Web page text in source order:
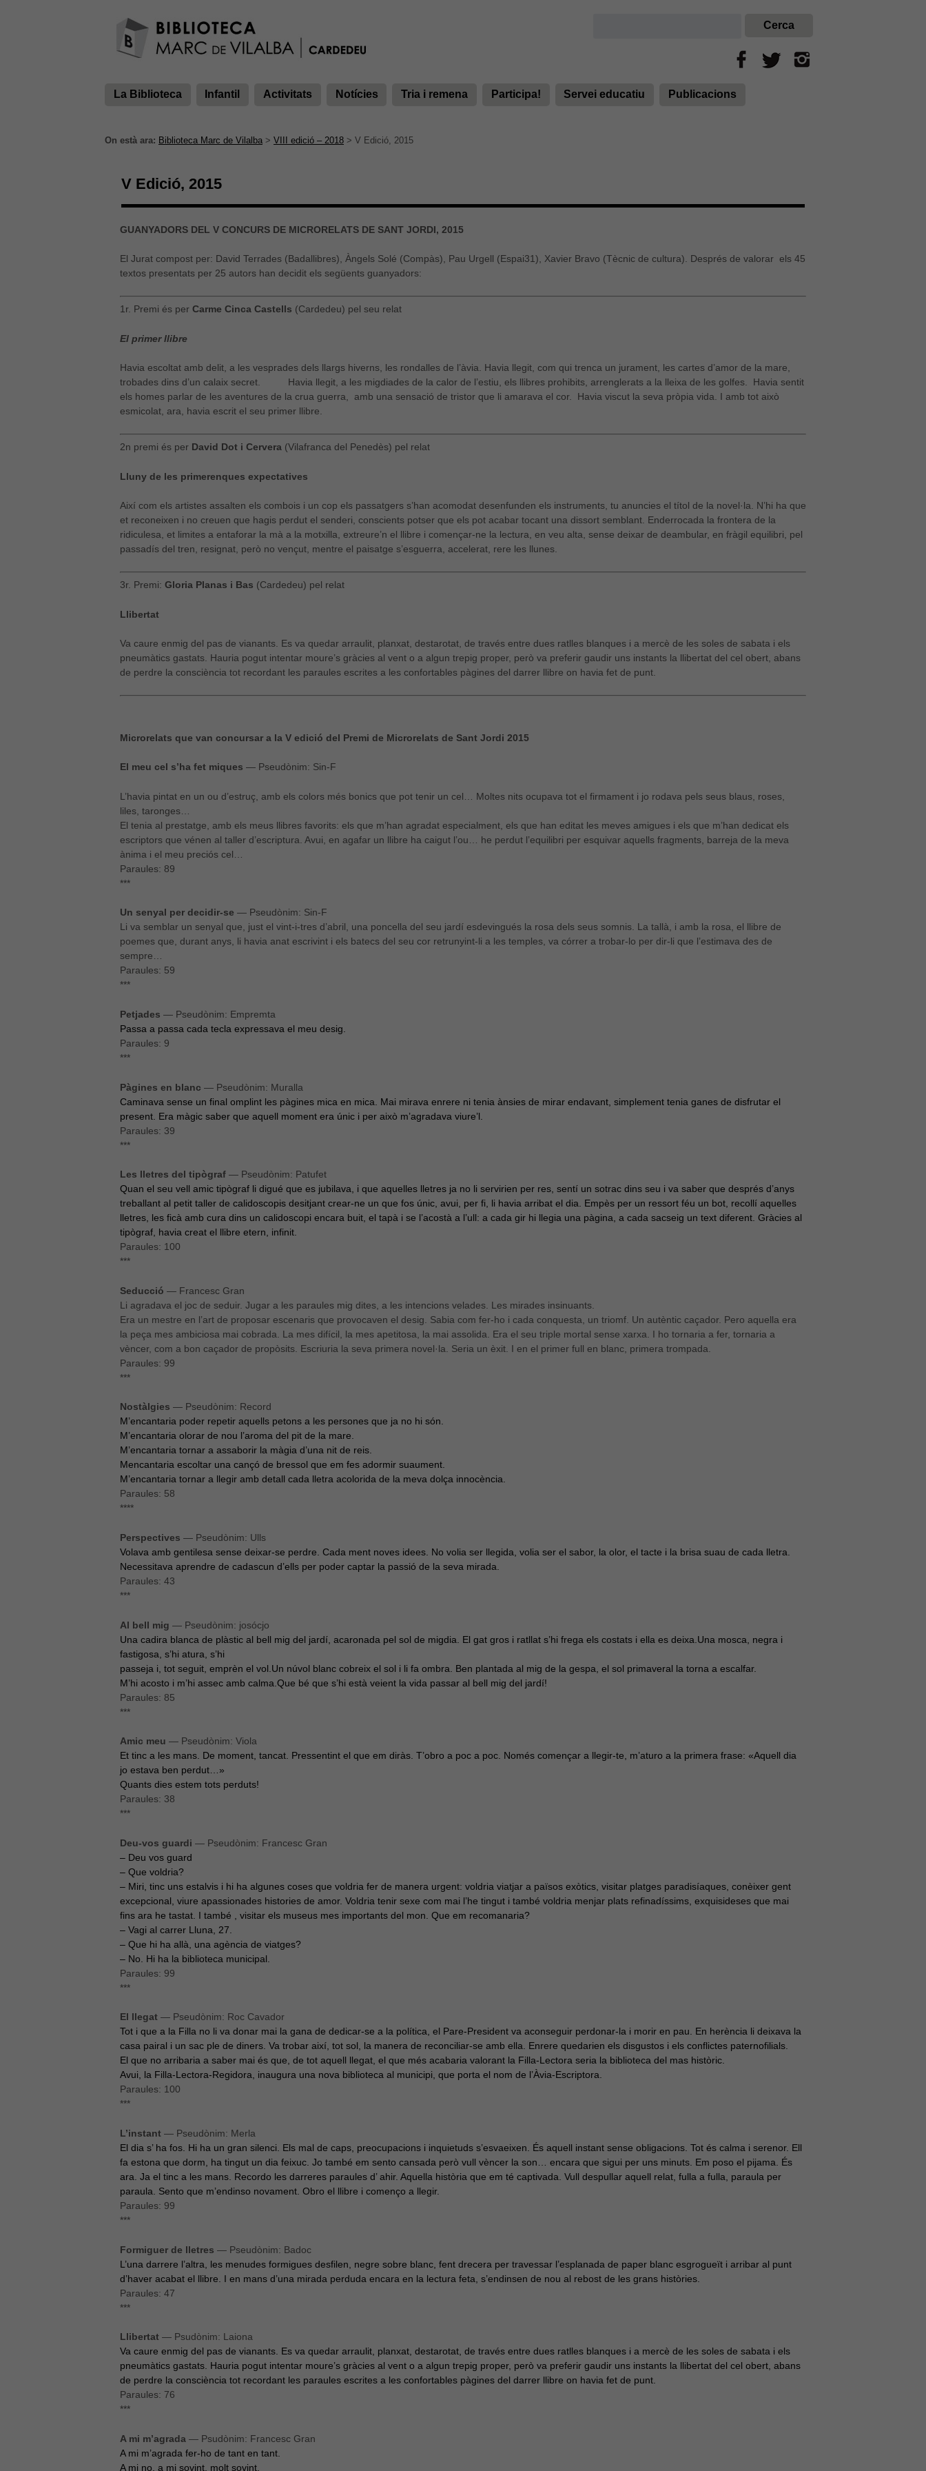
La Biblioteca Infantil Activitats Notícies Tria i remena Participa! Servei educatiu Publicacions
On està ara: Biblioteca Marc de Vilalba > VIII edició – 2018 > V Edició, 2015
V Edició, 2015
GUANYADORS DEL V CONCURS DE MICRORELATS DE SANT JORDI, 2015
El Jurat compost per: David Terrades (Badallibres), Àngels Solé (Compàs), Pau Urgell (Espai31), Xavier Bravo (Tècnic de cultura). Després de valorar els 45
textos presentats per 25 autors han decidit els següents guanyadors:
1r. Premi és per Carme Cinca Castells (Cardedeu) pel seu relat
El primer llibre
Havia escoltat amb delit, a les vesprades dels llargs hiverns, les rondalles de l’àvia. Havia llegit, com qui trenca un jurament, les cartes d’amor de la mare,
trobades dins d’un calaix secret. Havia llegit, a les migdiades de la calor de l’estiu, els llibres prohibits, arrenglerats a la lleixa de les golfes. Havia sentit
els homes parlar de les aventures de la crua guerra, amb una sensació de tristor que li amarava el cor. Havia viscut la seva pròpia vida. I amb tot això
esmicolat, ara, havia escrit el seu primer llibre.
2n premi és per David Dot i Cervera (Vilafranca del Penedès) pel relat
Lluny de les primerenques expectatives
Així com els artistes assalten els combois i un cop els passatgers s’han acomodat desenfunden els instruments, tu anuncies el títol de la novel·la. N’hi ha que
et reconeixen i no creuen que hagis perdut el senderi, conscients potser que els pot acabar tocant una dissort semblant. Enderrocada la frontera de la
ridiculesa, et limites a entaforar la mà a la motxilla, extreure’n el llibre i començar-ne la lectura, en veu alta, sense deixar de deambular, en fràgil equilibri, pel
passadís del tren, resignat, però no vençut, mentre el paisatge s’esguerra, accelerat, rere les llunes.
3r. Premi: Gloria Planas i Bas (Cardedeu) pel relat
Llibertat
Va caure enmig del pas de vianants. Es va quedar arraulit, planxat, destarotat, de través entre dues ratlles blanques i a mercè de les soles de sabata i els
pneumàtics gastats. Hauria pogut intentar moure’s gràcies al vent o a algun trepig proper, però va preferir gaudir uns instants la llibertat del cel obert, abans
de perdre la consciència tot recordant les paraules escrites a les confortables pàgines del darrer llibre on havia fet de punt.
Microrelats que van concursar a la V edició del Premi de Microrelats de Sant Jordi 2015
El meu cel s’ha fet miques — Pseudònim: Sin-F
L’havia pintat en un ou d’estruç, amb els colors més bonics que pot tenir un cel… Moltes nits ocupava tot el firmament i jo rodava pels seus blaus, roses,
liles, taronges…
El tenia al prestatge, amb els meus llibres favorits: els que m’han agradat especialment, els que han editat les meves amigues i els que m’han dedicat els
escriptors que vénen al taller d’escriptura. Avui, en agafar un llibre ha caigut l’ou… he perdut l’equilibri per esquivar aquells fragments, barreja de la meva
ànima i el meu preciós cel…
Paraules: 89
***
Un senyal per decidir-se — Pseudònim: Sin-F
Li va semblar un senyal que, just el vint-i-tres d’abril, una poncella del seu jardí esdevingués la rosa dels seus somnis. La tallà, i amb la rosa, el llibre de
poemes que, durant anys, li havia anat escrivint i els batecs del seu cor retrunyint-li a les temples, va córrer a trobar-lo per dir-li que l’estimava des de
sempre…
Paraules: 59
***
Petjades — Pseudònim: Empremta
Passa a passa cada tecla expressava el meu desig.
Paraules: 9
***
Pàgines en blanc — Pseudònim: Muralla
Caminava sense un final omplint les pàgines mica en mica. Mai mirava enrere ni tenia ànsies de mirar endavant, simplement tenia ganes de disfrutar el
present. Era màgic saber que aquell moment era únic i per això m’agradava viure’l.
Paraules: 39
***
Les lletres del tipògraf— Pseudònim: Patufet
Quan el seu vell amic tipògraf li digué que es jubilava, i que aquelles lletres ja no li servirien per res, sentí un sotrac dins seu i va saber que després d’anys
treballant al petit taller de calidoscopis desitjant crear-ne un que fos únic, avui, per fi, li havia arribat el dia. Empès per un ressort féu un bot, recollí aquelles
lletres, les ficà amb cura dins un calidoscopi encara buit, el tapà i se l’acostà a l’ull: a cada gir hi llegia una pàgina, a cada sacseig un text diferent. Gràcies al
tipògraf, havia creat el llibre etern, infinit.
Paraules: 100
***
Seducció — Francesc Gran
Li agradava el joc de seduir. Jugar a les paraules mig dites, a les intencions velades. Les mirades insinuants.
Era un mestre en l’art de proposar escenaris que provocaven el desig. Sabia com fer-ho i cada conquesta, un triomf. Un autèntic caçador. Pero aquella era
la peça mes ambiciosa mai cobrada. La mes difícil, la mes apetitosa, la mai assolida. Era el seu triple mortal sense xarxa. I ho tornaria a fer, tornaria a
vèncer, com a bon caçador de propòsits. Escriuria la seva primera novel·la. Seria un èxit. I en el primer full en blanc, primera trompada.
Paraules: 99
***
Nostàlgies — Pseudònim: Record
M’encantaria poder repetir aquells petons a les persones que ja no hi són.
M’encantaria olorar de nou l’aroma del pit de la mare.
M’encantaria tornar a assaborir la màgia d’una nit de reis.
Mencantaria escoltar una cançó de bressol que em fes adormir suaument.
M’encantaria tornar a llegir amb detall cada lletra acolorida de la meva dolça innocència.
Paraules: 58
****
Perspectives — Pseudònim: Ulls
Volava amb gentilesa sense deixar-se perdre. Cada ment noves idees. No volia ser llegida, volia ser el sabor, la olor, el tacte i la brisa suau de cada lletra.
Necessitava aprendre de cadascun d’ells per poder captar la passió de la seva mirada.
Paraules: 43
***
Al bell mig — Pseudònim: josócjo
Una cadira blanca de plàstic al bell mig del jardí, acaronada pel sol de migdia. El gat gros i ratllat s’hi frega els costats i ella es deixa.Una mosca, negra i
fastigosa, s’hi atura, s’hi
passeja i, tot seguit, emprèn el vol.Un núvol blanc cobreix el sol i li fa ombra. Ben plantada al mig de la gespa, el sol primaveral la torna a escalfar.
M’hi acosto i m’hi assec amb calma.Que bé que s’hi està veient la vida passar al bell mig del jardí!
Paraules: 85
***
Amic meu — Pseudònim: Viola
Et tinc a les mans. De moment, tancat. Pressentint el que em diràs. T’obro a poc a poc. Només començar a llegir-te, m’aturo a la primera frase: «Aquell dia
jo estava ben perdut…»
Quants dies estem tots perduts!
Paraules: 38
***
Deu-vos guardi — Pseudònim: Francesc Gran
– Deu vos guard
– Que voldria?
– Miri, tinc uns estalvis i hi ha algunes coses que voldria fer de manera urgent: voldria viatjar a països exòtics, visitar platges paradisíaques, conèixer gent
excepcional, viure apassionades histories de amor. Voldria tenir sexe com mai l’he tingut i també voldria menjar plats refinadíssims, exquisideses que mai
fins ara he tastat. I també , visitar els museus mes importants del mon. Que em recomanaria?
– Vagi al carrer Lluna, 27.
– Que hi ha allà, una agència de viatges?
– No. Hi ha la biblioteca municipal.
Paraules: 99
***
El llegat— Pseudònim: Roc Cavador
Tot i que a la Filla no li va donar mai la gana de dedicar-se a la política, el Pare-President va aconseguir perdonar-la i morir en pau. En herència li deixava la
casa pairal i un sac ple de diners. Va trobar així, tot sol, la manera de reconciliar-se amb ella. Enrere quedarien els disgustos i els conflictes paternofilials.
El que no arribaria a saber mai és que, de tot aquell llegat, el que més acabaria valorant la Filla-Lectora seria la biblioteca del mas històric.
Avui, la Filla-Lectora-Regidora, inaugura una nova biblioteca al municipi, que porta el nom de l’Àvia-Escriptora.
Paraules: 100
***
L’instant— Pseudònim: Merla
El dia s’ ha fos. Hi ha un gran silenci. Els mal de caps, preocupacions i inquietuds s’esvaeixen. És aquell instant sense obligacions. Tot és calma i serenor. Ell
fa estona que dorm, ha tingut un dia feixuc. Jo també em sento cansada però vull vèncer la son… encara que sigui per uns minuts. Em poso el pijama. És
ara. Ja el tinc a les mans. Recordo les darreres paraules d’ ahir. Aquella història que em té captivada. Vull despullar aquell relat, fulla a fulla, paraula per
paraula. Sento que m’endinso novament. Obro el llibre i començo a llegir.
Paraules: 99
***
Formiguer de lletres — Pseudònim: Badoc
L’una darrere l’altra, les menudes formigues desfilen, negre sobre blanc, fent drecera per travessar l’esplanada de paper blanc esgrogueït i arribar al punt
d’haver acabat el llibre. I en mans d’una mirada perduda encara en la lectura feta, s’endinsen de nou al rebost de les grans històries.
Paraules: 47
***
Llibertat— Psudònim: Laiona
Va caure enmig del pas de vianants. Es va quedar arraulit, planxat, destarotat, de través entre dues ratlles blanques i a mercè de les soles de sabata i els
pneumàtics gastats. Hauria pogut intentar moure’s gràcies al vent o a algun trepig proper, però va preferir gaudir uns instants la llibertat del cel obert, abans
de perdre la consciència tot recordant les paraules escrites a les confortables pàgines del darrer llibre on havia fet de punt.
Paraules: 76
***
A mi m’agrada — Psudònim: Francesc Gran
A mi m’agrada fer-ho de tant en tant.
A mi no, a mi sovint, molt sovint.
són
opcionals,
són
la nostra web
necessitem
aquestes
cookies.
nostre lloc
el millor
possible
funcionalitat
desapareixerà